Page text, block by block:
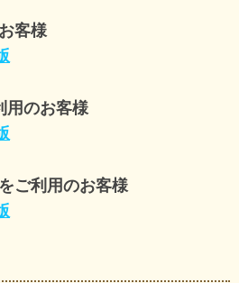
客様
用のお客様
ご利用のお客様